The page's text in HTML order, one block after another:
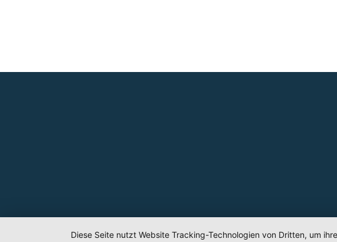
Diese Seite nutzt Website Tracking-Technologien von Dritten, um